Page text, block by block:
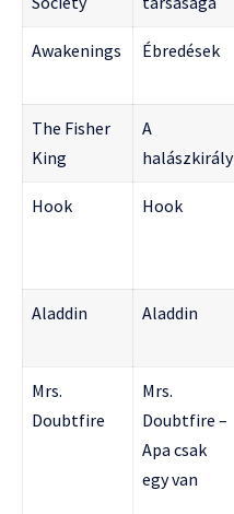
Awakenings Ébredések
The Fisher
King
A
halászkirály
Hook Hook
Aladdin Aladdin
Mrs.
Doubtfire
Mrs.
Doubtfire –
Apa csak
egy van